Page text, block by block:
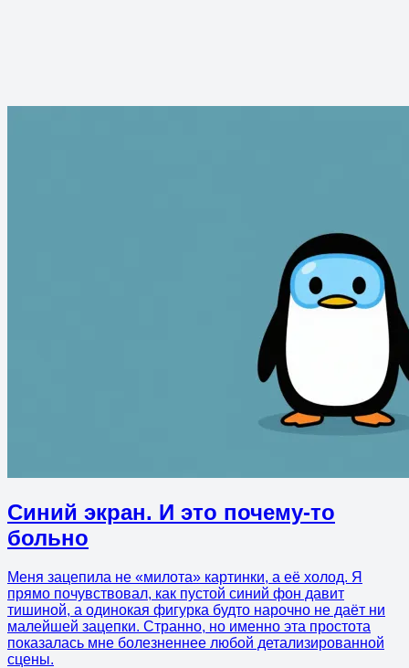
Синий экран. И это почему-то
больно
Меня зацепила не «милота» картинки, а её холод. Я
прямо почувствовал, как пустой синий фон давит
тишиной, а одинокая фигурка будто нарочно не даёт ни
малейшей зацепки. Странно, но именно эта простота
показалась мне болезненнее любой детализированной
сцены.